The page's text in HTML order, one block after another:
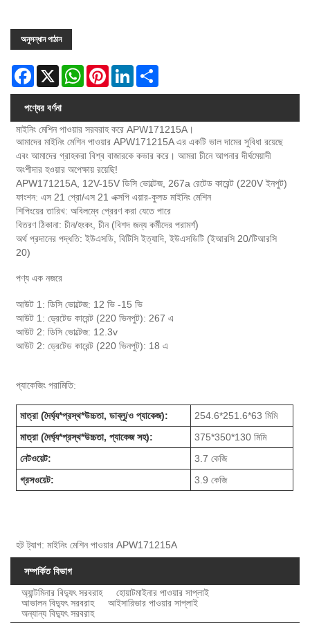
অনুসন্ধান পাঠান
Facebook
X WhatsAppPinterestLinkedIn
পণ্যের বর্ণনা
মাইনিং মেশিন পাওয়ার সরবরাহ করে APW171215A।
আমাদের মাইনিং মেশিন পাওয়ার APW171215A এর একটি ভাল দামের সুবিধা রয়েছে
এবং আমাদের গ্রাহকরা বিশ্ব বাজারকে কভার করে। আমরা চীনে আপনার দীর্ঘমেয়াদী
অংশীদার হওয়ার অপেক্ষায় রয়েছি!
APW171215A, 12V-15V ডিসি ভোল্টেজ, 267a রেটেড কারেন্ট (220V ইনপুট)
ফাংশন: এস 21 প্রো/এস 21 এক্সপি এয়ার-কুলড মাইনিং মেশিন
শিপিংয়ের তারিখ: অবিলম্বে প্রেরণ করা যেতে পারে
বিতরণ ঠিকানা: চীন/হংকং, চীন (বিশদ জন্য কর্মীদের পরামর্শ)
অর্থ প্রদানের পদ্ধতি: ইউএসডি, বিটিসি ইত্যাদি, ইউএসডিটি (ইআরসি 20/টিআরসি
20)
পণ্য এক নজরে
আউট 1: ডিসি ভোল্টেজ: 12 ভি -15 ভি
আউট 1: ড্রেটেড কারেন্ট (220 ভিনপুট): 267 এ
আউট 2: ডিসি ভোল্টেজ: 12.3v
আউট 2: ড্রেটেড কারেন্ট (220 ভিনপুট): 18 এ
প্যাকেজিং পরামিতি:
মাত্রা (দৈর্ঘ্য*প্রস্থ*উচ্চতা, ডাব্লু/ও প্যাকেজ):
254.6*251.6*63 মিমি
মাত্রা (দৈর্ঘ্য*প্রস্থ*উচ্চতা, প্যাকেজ সহ):
375*350*130 মিমি
নেটওয়েট:
3.7 কেজি
গ্রসওয়েট:
3.9 কেজি
হট ট্যাগ: মাইনিং মেশিন পাওয়ার APW171215A
সম্পর্কিত বিভাগ
অ্যান্টমিনার বিদ্যুৎ সরবরাহ
হোয়াটমাইনার পাওয়ার সাপ্লাই
আভালন বিদ্যুৎ সরবরাহ
আইসারিভার পাওয়ার সাপ্লাই
অন্যান্য বিদ্যুৎ সরবরাহ